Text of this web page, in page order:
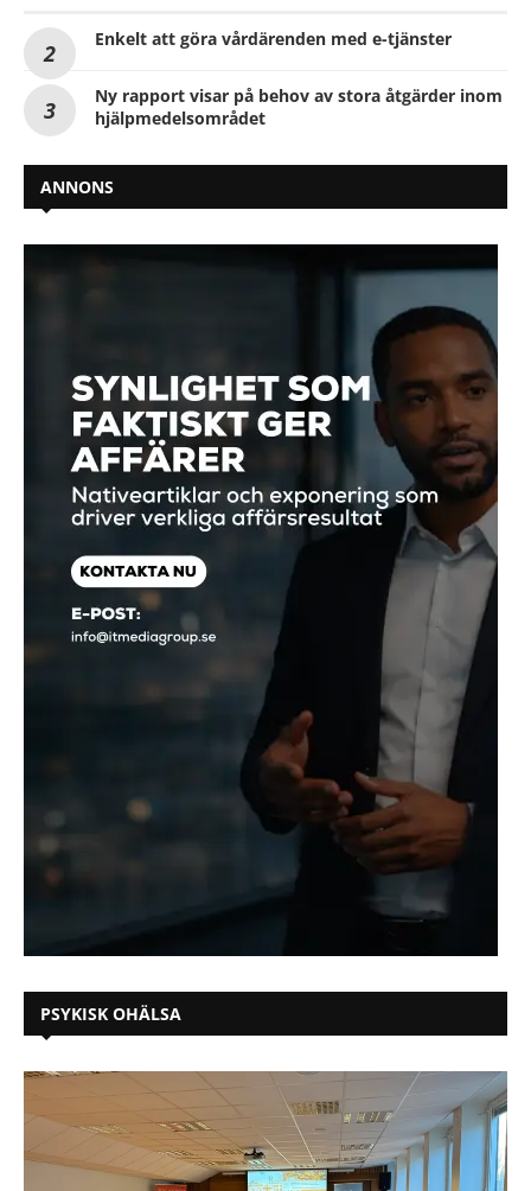
Enkelt att göra vårdärenden med e-tjänster
Ny rapport visar på behov av stora åtgärder inom
hjälpmedelsområdet
ANNONS
PSYKISK OHÄLSA